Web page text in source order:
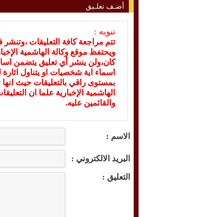
أضـف تعلـيق
تنويه :
تتم مراجعة كافة التعليقات
ويحتفظ موقع وكالة الهاشمية
كان،ولن ينشر أي تعليق يتضمن
اسماء اية شخصيات او يتناول اثارة
بمستوى راقي بالتعليقات حيث
الهاشمية الإخبارية علما ان
والقائمين عليه.
الاسم :
البريد الالكتروني :
التعليق :